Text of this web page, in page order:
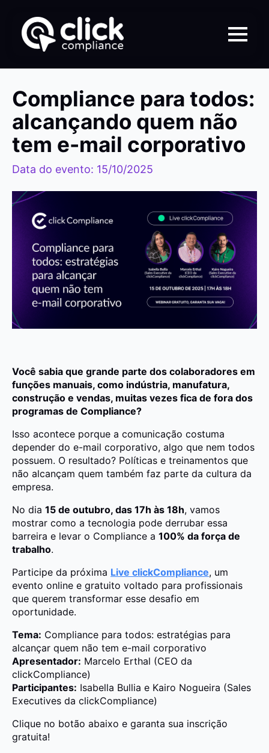
Compliance para todos:
alcançando quem não
tem e-mail corporativo
Data do evento: 15/10/2025
Você sabia que grande parte dos colaboradores em
funções manuais, como indústria, manufatura,
construção e vendas, muitas vezes fica de fora dos
programas de Compliance?
Isso acontece porque a comunicação costuma
depender do e-mail corporativo, algo que nem todos
possuem. O resultado? Políticas e treinamentos que
não alcançam quem também faz parte da cultura da
empresa.
No dia 15 de outubro, das 17h às 18h, vamos
mostrar como a tecnologia pode derrubar essa
barreira e levar o Compliance a 100% da força de
trabalho.
Participe da próxima Live clickCompliance, um
evento online e gratuito voltado para profissionais
que querem transformar esse desafio em
oportunidade.
Tema: Compliance para todos: estratégias para
alcançar quem não tem e-mail corporativo
Apresentador: Marcelo Erthal (CEO da
clickCompliance)
Participantes: Isabella Bullia e Kairo Nogueira (Sales
Executives da clickCompliance)
Clique no botão abaixo e garanta sua inscrição
gratuita!